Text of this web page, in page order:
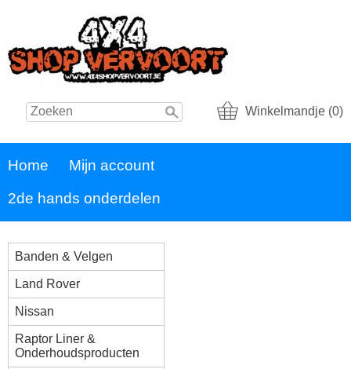
Winkelmandje (0)
Home
Mijn account
2de hands onderdelen
Banden & Velgen
Land Rover
Nissan
Raptor Liner &
Onderhoudsproducten